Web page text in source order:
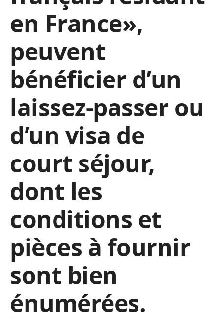
en France»,
peuvent
bénéficier d’un
laissez-passer ou
d’un visa de
court séjour,
dont les
conditions et
pièces à fournir
sont bien
énumérées.